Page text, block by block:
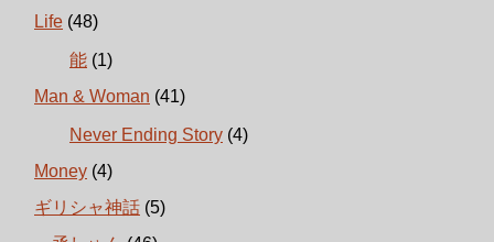
Life (48)
能 (1)
Man & Woman (41)
Never Ending Story (4)
Money (4)
ギリシャ神話 (5)